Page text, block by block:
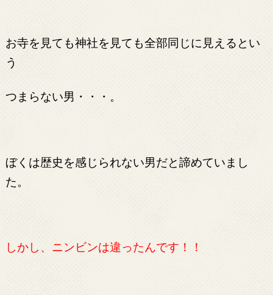
お寺を見ても神社を見ても全部同じに見えるとい
う
つまらない男・・・。
ぼくは歴史を感じられない男だと諦めていまし
た。
しかし、ニンビンは違ったんです！！